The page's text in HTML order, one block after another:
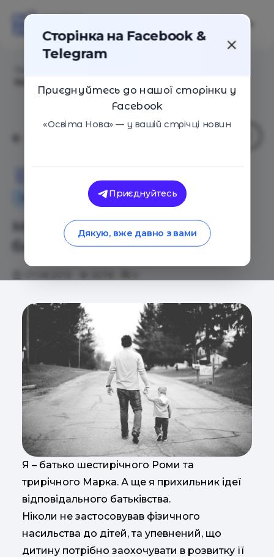
Особистий досвід
Мій варіант – відповідальне
батьківство
Я – батько шестирічного Роми та
трирічного Марка. А ще я прихильник ідеї
відповідального батьківства.
Ніколи не застосовував фізичного
насильства до дітей, та упевнений, що
дитину потрібно заохочувати в розвитку її
Сторінка на Facebook &
Telegram
Приєднуйтесь до нашої сторінки у
Facebook
«Освіта Нова» — у вашій стрічці новин
Приєднуйтесь
Дякую, вже давно з вами